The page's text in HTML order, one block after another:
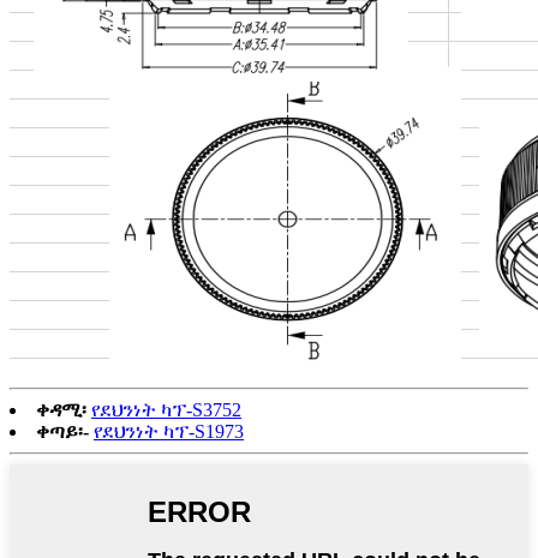
ቀዳሚ፡ የደህንነት ካፕ-S3752
ቀጣይ፡- የደህንነት ካፕ-S1973